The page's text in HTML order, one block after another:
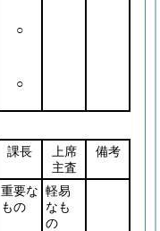
○
○
課長
上席
主査
備考
重要な
もの
軽易
なも
の